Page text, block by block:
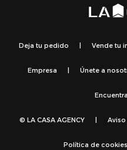
Deja tu pedido | Vende tu
Empresa | Únete a
© LA CASA AGENCY |
Política de cookies